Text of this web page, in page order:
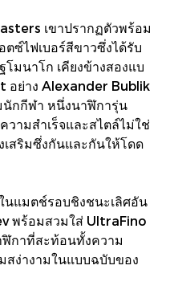
เขาปรากฏตัวพร้อม
ซ์ไฟเบอร์สีขาวซึ่งได้รับ
มนาโก เคียงข้างสองแบ
อย่าง Alexander Bublik
กกีฬา หนึ่งนาฬิการุ่น
วามสำเร็จและสไตล์ไม่ใช่
สริมซึ่งกันและกันให้โดด
นแมตช์รอบชิงชนะเลิศอัน
พร้อมสวมใส่ UltraFino
กาที่สะท้อนทั้งความ
สง่างามในแบบฉบับของ